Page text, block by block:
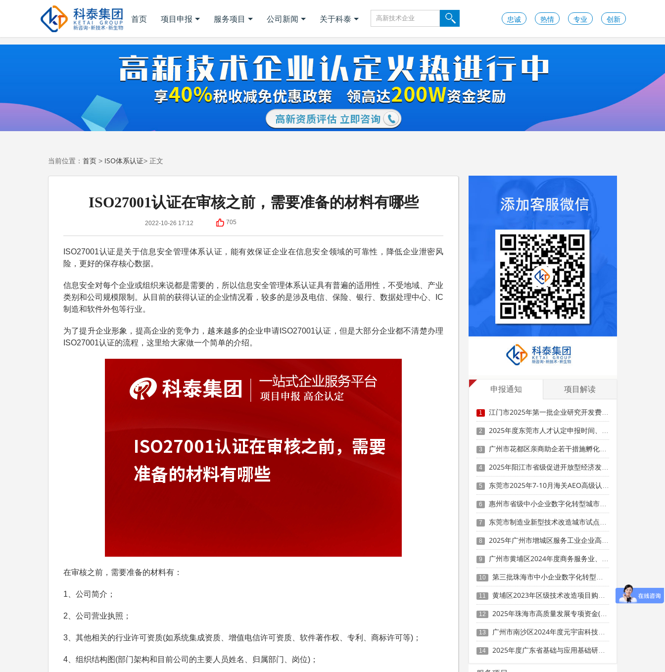
首页 项目申报 服务项目 公司新闻 关于科泰 忠诚 热情 专业 创新
当前位置： 首页 > ISO体系认证> 正文
ISO27001认证在审核之前，需要准备的材料有哪些
2022-10-26 17:12 705
ISO27001认证是关于信息安全管理体系认证，能有效保证企业在信息安全领域的可靠性，降低企业泄密风
险，更好的保存核心数据。
信息安全对每个企业或组织来说都是需要的，所以信息安全管理体系认证具有普遍的适用性，不受地域、产业
类别和公司规模限制。从目前的获得认证的企业情况看，较多的是涉及电信、保险、银行、数据处理中心、IC
制造和软件外包等行业。
为了提升企业形象，提高企业的竞争力，越来越多的企业申请ISO27001认证，但是大部分企业都不清楚办理
ISO27001认证的流程，这里给大家做一个简单的介绍。
在审核之前，需要准备的材料有：
1、公司简介；
2、公司营业执照；
3、其他相关的行业许可资质(如系统集成资质、增值电信许可资质、软件著作权、专利、商标许可等)；
4、组织结构图(部门架构和目前公司的主要人员姓名、归属部门、岗位)；
申报通知 项目解读
1 江门市2025年第一批企业研究开发费用税前加计扣除项目技术鉴定申报时间、条件要求
2 2025年度东莞市人才认定申报时间、条件要求、扶持政策
3 广州市花都区亲商助企若干措施孵化育成奖励（2024年度）申报时间、条件要求、补助奖励
4 2025年阳江市省级促进开放型经济发展水平提升专项资金申报时间、条件要求、补助奖励
5 东莞市2025年7-10月海关AEO高级认证项目专项资金申报时间、条件要求、扶持奖励
6 惠州市省级中小企业数字化转型城市试点数字化产品（第五批）征集申报时间、条件要求
7 东莞市制造业新型技术改造城市试点重点项目增补申报时间、条件要求、补助奖励
8 2025年广州市增城区服务工业企业高质量发展二十条措施专项资金申报时间、条件要求、补助奖励
9 广州市黄埔区2024年度商务服务业、住餐业首次规模（限额）以下转规模（限额）以上奖励申报时间、条件要求、资助标准
10 第三批珠海市中小企业数字化转型城市试点数字化牵引单位遴选申报时间、条件要求
11 黄埔区2023年区级技术改造项目购买设备和工器具投资奖励 （第一批）申报时间、条件要求、资助标准
12 2025年珠海市高质量发展专项资金(人工智能与机器人产业发展用途)项目征集申报时间、条件要求、补助奖励
13 广州市南沙区2024年度元宇宙科技政策兑现申报时间、条件要求、补助奖励
14 2025年度广东省基础与应用基础研究基金企业联合基金（公共卫生与医药健康领域）项目申报时间、条件要求、资助奖励